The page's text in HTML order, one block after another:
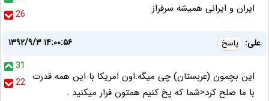
26
ایران و ایرانی همیشه سرفراز
علی: پاسخ
۱۳۹۲/۹/۳ ۱۴:۰۰:۵۶
31
22 این بچمون (عربستان) چی میگه.اون امریکا با این همه قدرت
با ما صلح کرد<شما که پخ کنیم همتون فرار میکنید .